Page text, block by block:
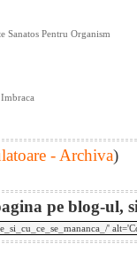
Sanatos Pentru Organism
- Archiva)
pe blog-ul,